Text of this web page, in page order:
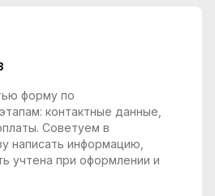
форму по
контактные данные,
Советуем в
написать информацию,
учтена при оформлении и